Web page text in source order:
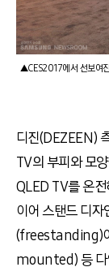
▲CES2017에서 선보여
디진(DEZEEN)
TV의 부피와 모
QLED TV를 온전
이어 스탠드 디자
(freestanding)
mounted) 등 다